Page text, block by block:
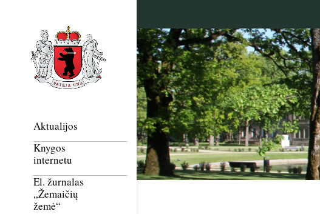
Aktualijos
Knygos
internetu
El. žurnalas
„Žemaičių
žemė“